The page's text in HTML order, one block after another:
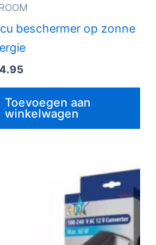
beschermer op zonne
Toevoegen aan
winkelwagen